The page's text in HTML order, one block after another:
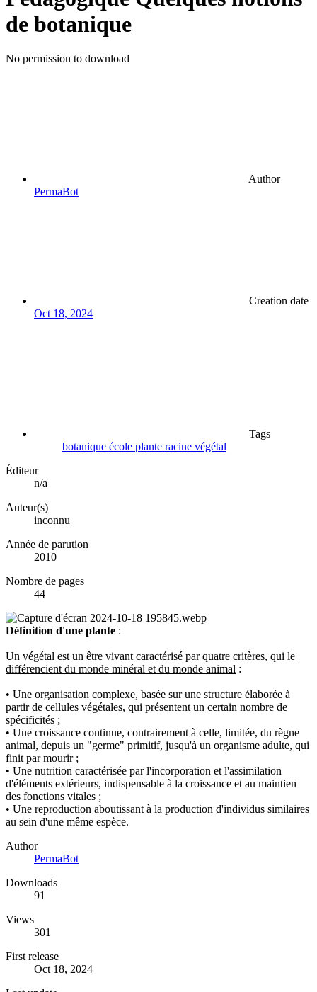
de botanique
No permission to download
Author
PermaBot
Creation date
Oct 18, 2024
Tags
botanique école plante racine végétal
Éditeur
n/a
Auteur(s)
inconnu
Année de parution
2010
Nombre de pages
44
Définition d'une plante :
Un végétal est un être vivant caractérisé par quatre critères, qui le
différencient du monde minéral et du monde animal :
• Une organisation complexe, basée sur une structure élaborée à
partir de cellules végétales, qui présentent un certain nombre de
spécificités ;
• Une croissance continue, contrairement à celle, limitée, du règne
animal, depuis un "germe" primitif, jusqu'à un organisme adulte, qui
finit par mourir ;
• Une nutrition caractérisée par l'incorporation et l'assimilation
d'éléments extérieurs, indispensable à la croissance et au maintien
des fonctions vitales ;
• Une reproduction aboutissant à la production d'individus similaires
au sein d'une même espèce.
Author
PermaBot
Downloads
91
Views
301
First release
Oct 18, 2024